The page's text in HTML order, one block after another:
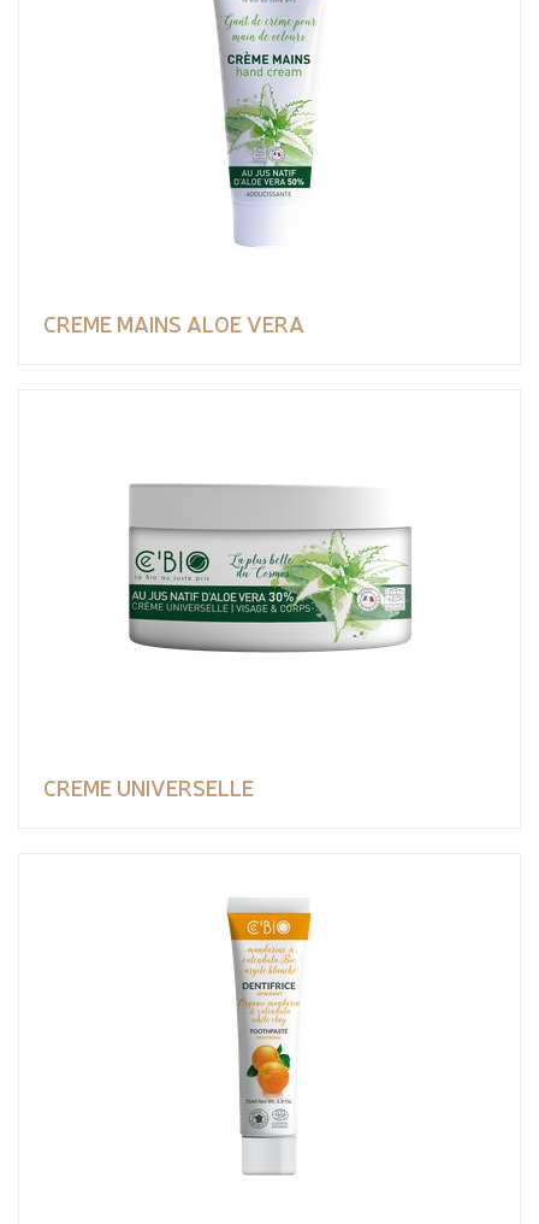
CREME MAINS ALOE VERA
CREME UNIVERSELLE